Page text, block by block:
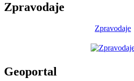
Zpravodaje
Zpravodaje
Geoportal